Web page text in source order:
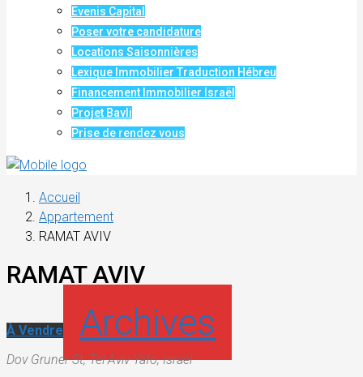
Evenis Capital
Poser votre candidature
Locations Saisonnières
Lexique Immobilier Traduction Hébreu
Financement Immobilier Israël
Projet Bavli
Prise de rendez vous
Accueil
Appartement
RAMAT AVIV
RAMAT AVIV
À Vendre Archives
Dov Gruner St, Tel Aviv-Yafo, Israël